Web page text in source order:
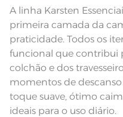
Atributos
Descrição Visual
Composição
ciclo;
Lave as peças no ciclo
sua lavadora;
Enxágue as peças
Utilize a quantidade
A linha Karsten
primeira camada da
praticidade. Todos os
funcional que contribui
colchão e dos
momentos de
toque suave, ótimo
ideais para o uso diário.